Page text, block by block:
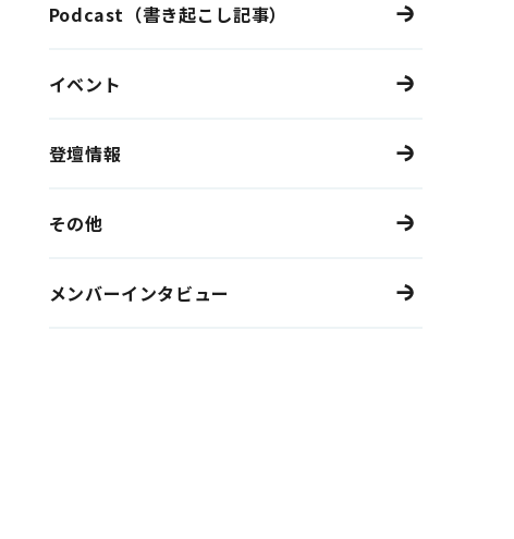
Podcast（書き起こし記事）
イベント
登壇情報
その他
メンバーインタビュー